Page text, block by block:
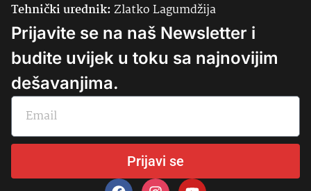
Tehnički urednik:Zlatko Lagumdžija
Prijavite se na naš Newsletter i
budite uvijek u toku sa najnovijim
dešavanjima.
Prijavi se